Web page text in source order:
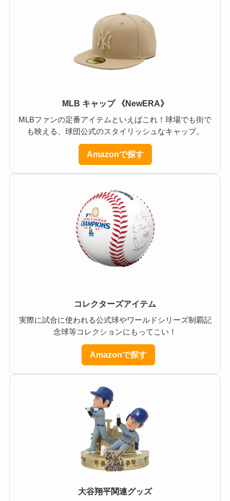
MLB キャップ 《NewERA》
MLBファンの定番アイテムといえばこれ！球場でも街で
も映える、球団公式のスタイリッシュなキャップ。
Amazonで探す
コレクターズアイテム
実際に試合に使われる公式球やワールドシリーズ制覇記
念球等コレクションにもってこい！
Amazonで探す
大谷翔平関連グッズ